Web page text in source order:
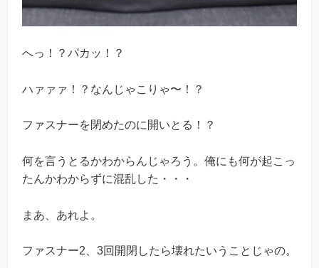
へっ！？パカッ！？
ハァァァ！？なんじゃこりゃ〜！？
ファスナーを閉めたのに開いとる！？
何を言うとるかわからんじゃろう。俺にも何が起こっ
たんかわからずに混乱した・・・
まあ、あれよ。
ファスナー2、3回開閉したら壊れたいうことじゃの。